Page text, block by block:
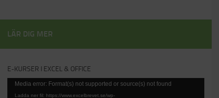
LÄR DIG MER
E-KURSER I EXCEL & OFFICE
Videospelare
Media error: Format(s) not supported or source(s) not found
Ladda ner fil: https://www.excelbrevet.se/wp-